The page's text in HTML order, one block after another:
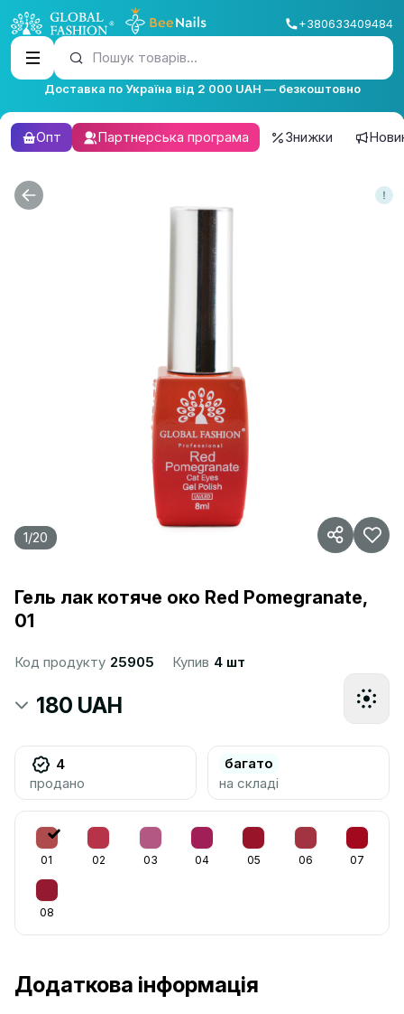
+380633409484
Пошук товарів...
Доставка по Україна від 2 000 UAH — безкоштовно
Опт Партнерська програма Знижки
1/20
Гель лак котяче око Red Pomegranate,
01
Код продукту 25905 Купив 4 шт
180 UAH
4
продано
багато
на складі
01 02 03 04 05 06 07
08
Додаткова інформація